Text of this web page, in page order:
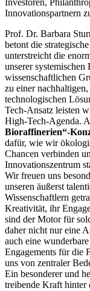
Investoren,
Innovationspartnern
Prof. Dr. Barbara
betont die
unterstreicht die
unserer
wissenschaftlichen
zu einer
technologischen
Tech-Ansatz leisten
High-Tech-Agenda.
Bioraffinerien“-
dafür, wie wir
Chancen verbinden
Innovationszentrum
Wir freuen uns
unseren äußerst
Wissenschaftlern
Kreativität, ihr
sind der Motor für
daher nicht nur eine
auch eine
Engagements für die
uns von zentraler
Ein besonderer und
treibende Kraft hinter